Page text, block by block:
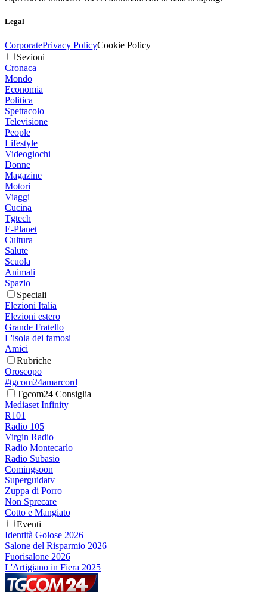
Legal
CorporatePrivacy PolicyCookie Policy
Sezioni
Cronaca
Mondo
Economia
Politica
Spettacolo
Televisione
People
Lifestyle
Videogiochi
Donne
Magazine
Motori
Viaggi
Cucina
Tgtech
E-Planet
Cultura
Salute
Scuola
Animali
Spazio
Speciali
Elezioni Italia
Elezioni estero
Grande Fratello
L'isola dei famosi
Amici
Rubriche
Oroscopo
#tgcom24amarcord
Tgcom24 Consiglia
Mediaset Infinity
R101
Radio 105
Virgin Radio
Radio Montecarlo
Radio Subasio
Comingsoon
Superguidatv
Zuppa di Porro
Non Sprecare
Cotto e Mangiato
Eventi
Identità Golose 2026
Salone del Risparmio 2026
Fuorisalone 2026
L'Artigiano in Fiera 2025